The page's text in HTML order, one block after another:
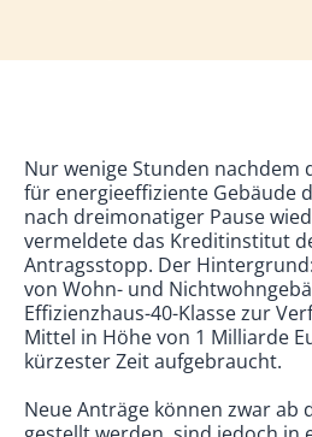
Nur wenige Stunden nachdem
für energieeffiziente Gebäude
nach dreimonatiger Pause
vermeldete das Kreditinstitut
Antragsstopp. Der
von Wohn- und
Effizienzhaus-40-Klasse zur
Mittel in Höhe von 1 Milliarde
kürzester Zeit aufgebraucht.
Neue Anträge können zwar ab